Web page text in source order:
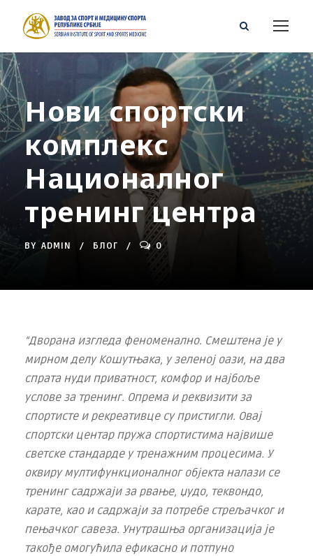
Нови спортски
комплекс
Националног
тренинг центра
BY ADMIN БЛОГ 0
“Дворана изгледа феноменално. Смештена је у
мирном делу Кошутњака, у зеленој оази, на два
спрата нуди приватност, комфор и најбоље
услове за тренинг. Опрема и реквизити за
спортисте и рекреативце су пристигли. Овај
спортски центар пружа спортистима највише
светске стандарде у тренажним процесима. У
оквиру мултифункционалног објекта налази се
тренинг садржаји за рвање, џудо, теквондо,
карате, као и садржаји за потребе стрељачког и
пењачког савеза. Унутрашња организација је
такође омогућила ефикасно и потпуно